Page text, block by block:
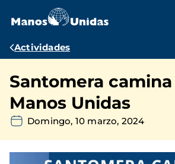
contenido
Ruta
navegación
Actividades
Santomera
Manos Unidas
Domingo, 10 marzo, 2024